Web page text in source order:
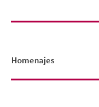
Homenajes